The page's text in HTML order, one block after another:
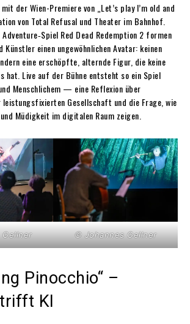
der Wien-Premiere von „Let’s play I’m old and
von Total Refusal und Theater im Bahnhof.
Red Dead Redemption 2 formen
Künstler einen ungewöhnlichen Avatar: keinen
eine erschöpfte, alternde Figur, die keine
hat. Live auf der Bühne entsteht so ein Spiel
Menschlichem — eine Reflexion über
leistungsfixierten Gesellschaft und die Frage, wie
Müdigkeit im digitalen Raum zeigen.
© Johannes Gellner
Pinocchio“ –
KI